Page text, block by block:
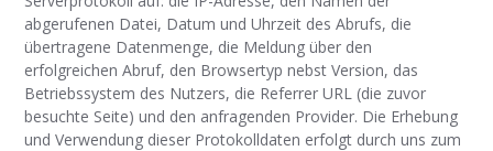
abgerufenen Datei, Datum und Uhrzeit des Abrufs, die
übertragene Datenmenge, die Meldung über den
erfolgreichen Abruf, den Browsertyp nebst Version, das
Betriebssystem des Nutzers, die Referrer URL (die zuvor
besuchte Seite) und den anfragenden Provider. Die Erhebung
und Verwendung dieser Protokolldaten erfolgt durch uns zum